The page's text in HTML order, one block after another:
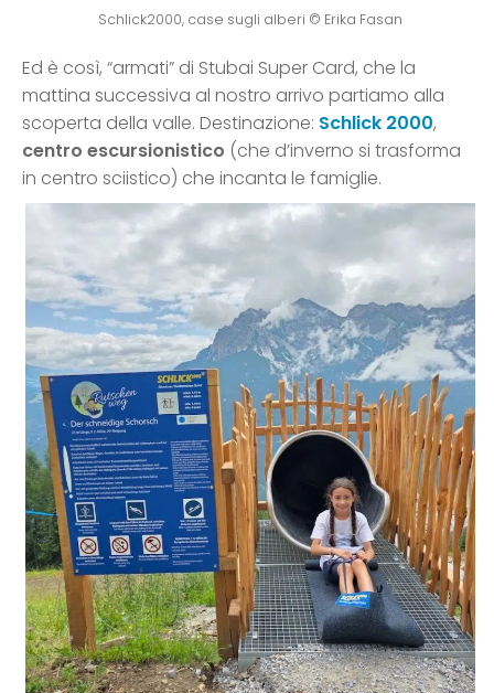
Schlick2000, case sugli alberi © Erika Fasan
Ed è così, “armati” di Stubai Super Card, che la
mattina successiva al nostro arrivo partiamo alla
scoperta della valle. Destinazione: Schlick 2000,
centro escursionistico (che d’inverno si trasforma
in centro sciistico) che incanta le famiglie.